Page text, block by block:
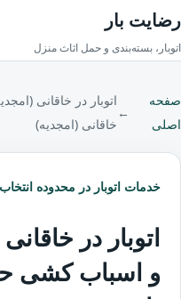
رضایت بار
اتوبار، بسته‌بندی و حمل اثاث منزل
صفحه
اصلی
←
اتوبار در خاقانی
خاقانی (امجدیه)
خدمات اتوبار در محدوده
اتوبار در
و اسباب کشی